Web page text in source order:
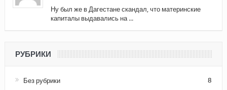
Ну был же в Дагестане скандал, что материнские
капиталы выдавались на ...
РУБРИКИ
Без рубрики 8